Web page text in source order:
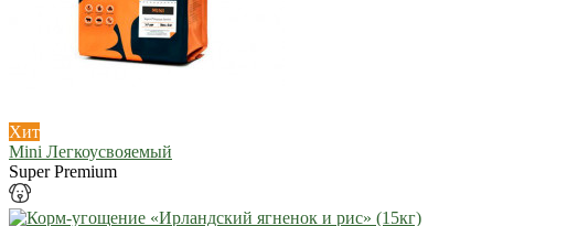
Хит
Mini Легкоусвояемый
Super Premium